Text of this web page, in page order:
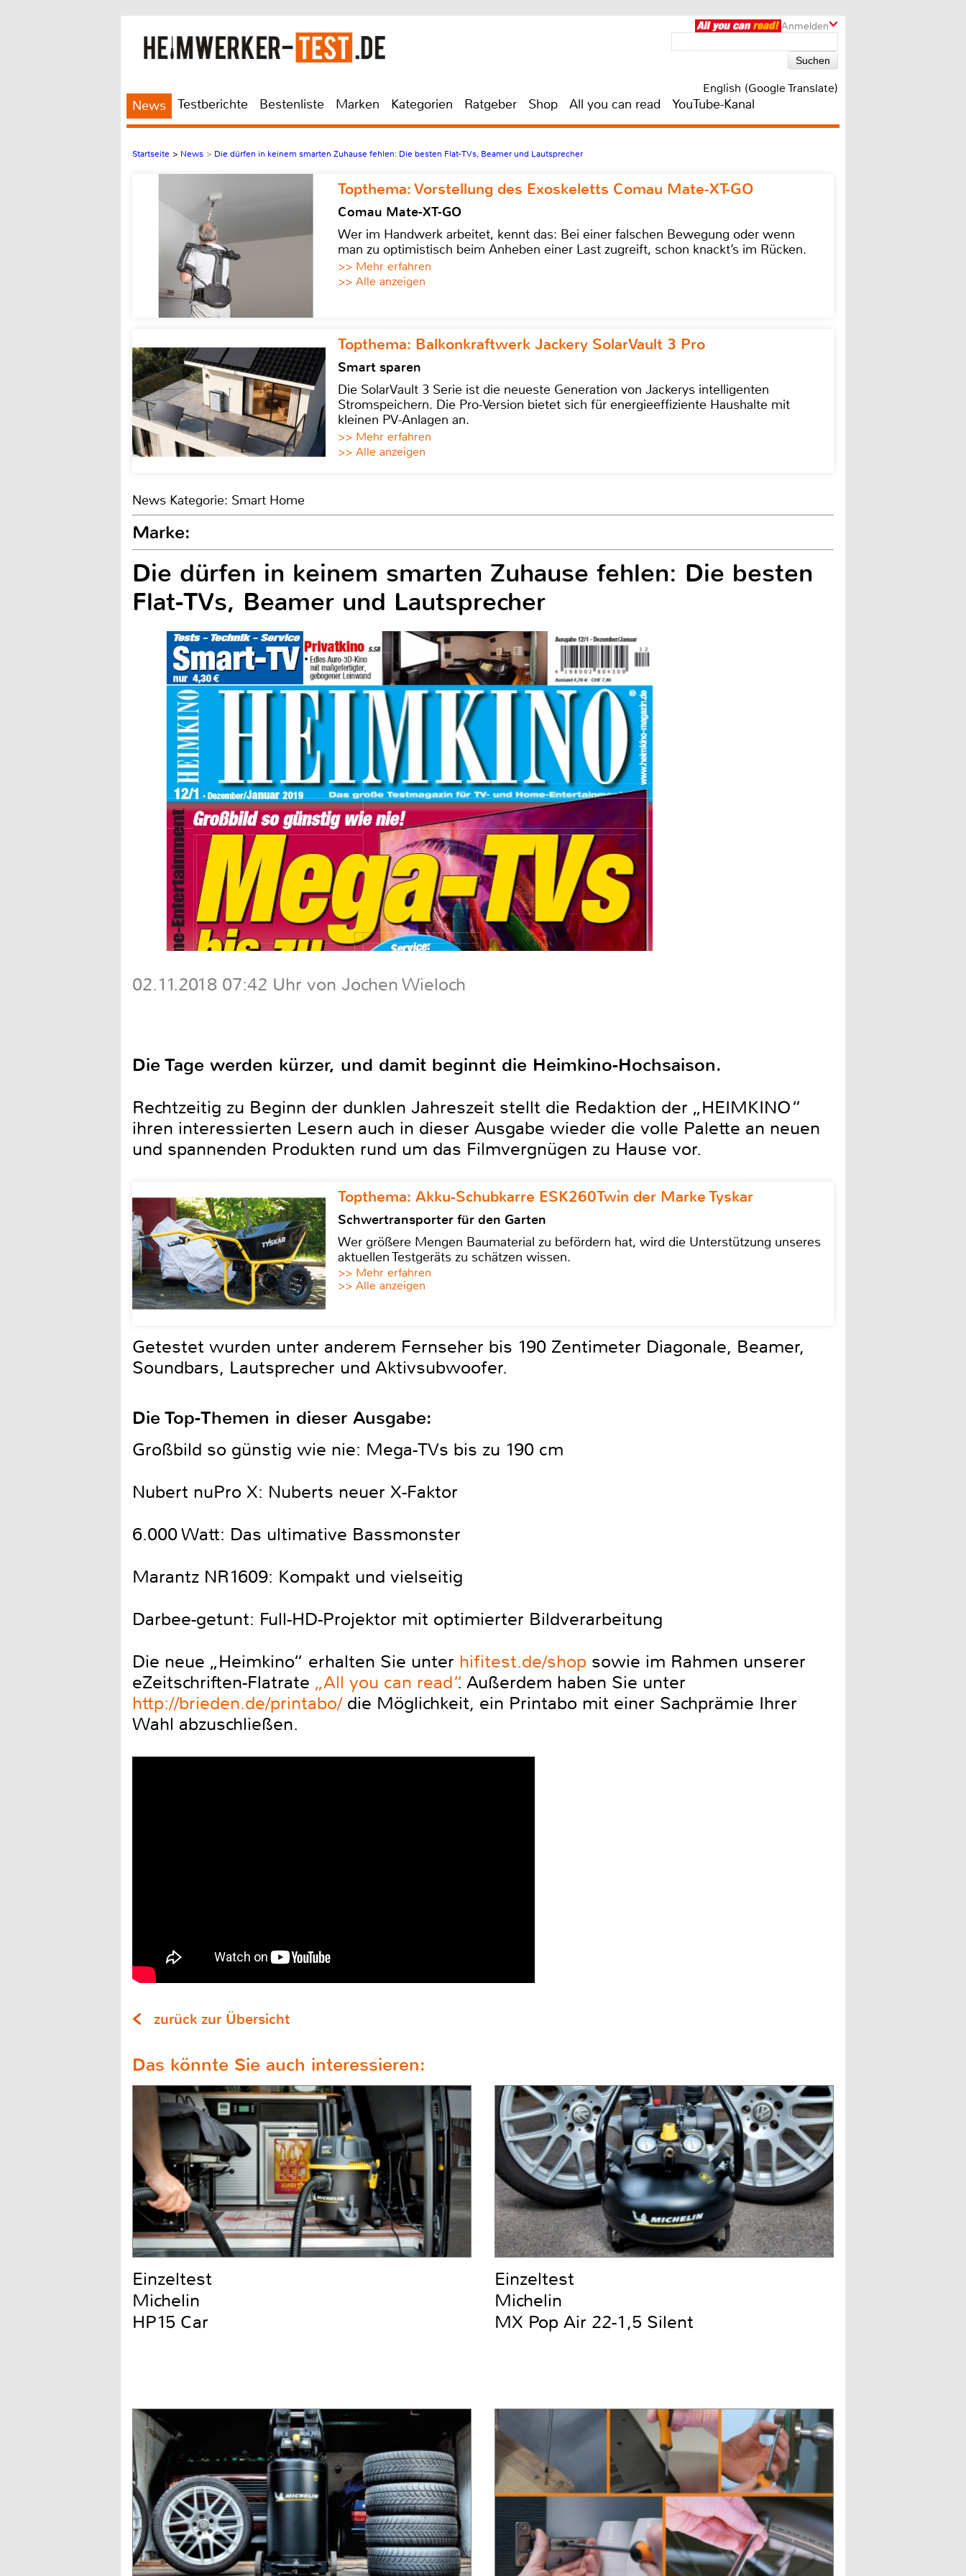
Anmelden
English (Google Translate)
News Testberichte Bestenliste Marken Kategorien Ratgeber Shop All you can read YouTube-Kanal
Startseite > News > Die dürfen in keinem smarten Zuhause fehlen: Die besten Flat-TVs, Beamer und Lautsprecher
Topthema: Vorstellung des Exoskeletts Comau Mate-XT-GO
Comau Mate-XT-GO
Wer im Handwerk arbeitet, kennt das: Bei einer falschen Bewegung oder wenn
man zu optimistisch beim Anheben einer Last zugreift, schon knackt’s im Rücken.
>> Mehr erfahren
>> Alle anzeigen
Topthema: Balkonkraftwerk Jackery SolarVault 3 Pro
Smart sparen
Die SolarVault 3 Serie ist die neueste Generation von Jackerys intelligenten
Stromspeichern. Die Pro-Version bietet sich für energieeffiziente Haushalte mit
kleinen PV-Anlagen an.
>> Mehr erfahren
>> Alle anzeigen
News Kategorie: Smart Home
Marke:
Die dürfen in keinem smarten Zuhause fehlen: Die besten
Flat-TVs, Beamer und Lautsprecher
02.11.2018 07:42 Uhr von Jochen Wieloch
Die Tage werden kürzer, und damit beginnt die Heimkino-Hochsaison.
Rechtzeitig zu Beginn der dunklen Jahreszeit stellt die Redaktion der „HEIMKINO“
ihren interessierten Lesern auch in dieser Ausgabe wieder die volle Palette an neuen
und spannenden Produkten rund um das Filmvergnügen zu Hause vor.
Topthema: Akku-Schubkarre ESK260Twin der Marke Tyskar
Schwertransporter für den Garten
Wer größere Mengen Baumaterial zu befördern hat, wird die Unterstützung unseres
aktuellen Testgeräts zu schätzen wissen.
>> Mehr erfahren
>> Alle anzeigen
Getestet wurden unter anderem Fernseher bis 190 Zentimeter Diagonale, Beamer,
Soundbars, Lautsprecher und Aktivsubwoofer.
Die Top-Themen in dieser Ausgabe:
Großbild so günstig wie nie: Mega-TVs bis zu 190 cm
Nubert nuPro X: Nuberts neuer X-Faktor
6.000 Watt: Das ultimative Bassmonster
Marantz NR1609: Kompakt und vielseitig
Darbee-getunt: Full-HD-Projektor mit optimierter Bildverarbeitung
Die neue „Heimkino“ erhalten Sie unter hifitest.de/shop sowie im Rahmen unserer
eZeitschriften-Flatrate „All you can read“. Außerdem haben Sie unter
http://brieden.de/printabo/die Möglichkeit, ein Printabo mit einer Sachprämie Ihrer
Wahl abzuschließen.
zurück zur Übersicht
Das könnte Sie auch interessieren:
Einzeltest
Michelin
HP15 Car
Einzeltest
Michelin
MX Pop Air 22-1,5 Silent